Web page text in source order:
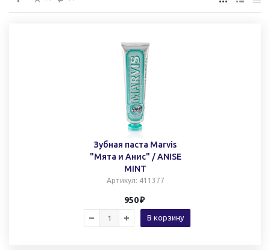
Зубная паста Marvis
"Мята и Анис" / ANISE
MINT
Артикул: 411377
950
В корзину